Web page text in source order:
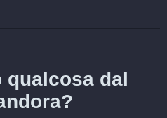
qualcosa dal